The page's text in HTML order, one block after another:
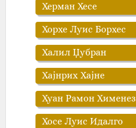
Херман Хесе
Хорхе Луис Борхес
Халил Џубран
Хајнрих Хајне
Хуан Рамон Хименез
Хосе Луис Идалго